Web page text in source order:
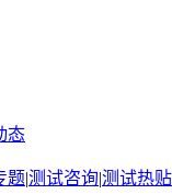
态
题|测试咨询|测试热贴